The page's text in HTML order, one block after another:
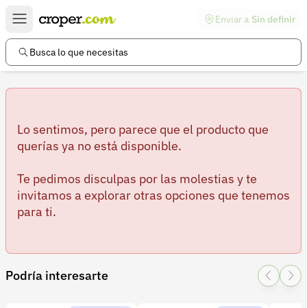
Enviar a Sin definir
Busca lo que necesitas
Lo sentimos, pero parece que el producto que
querías ya no está disponible.
Te pedimos disculpas por las molestias y te
invitamos a explorar otras opciones que tenemos
para ti.
Podría interesarte
Enlaces de interés
Preguntas frecuentes
Información legal
Términos y condiciones
Política de devoluciones
Política de privacidad